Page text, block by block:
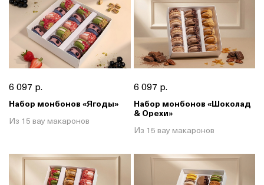
6 097 р.
Набор монбонов «Ягоды»
Из 15 вау макаронов
6 097 р.
Набор монбонов «Шоколад
& Орехи»
Из 15 вау макаронов